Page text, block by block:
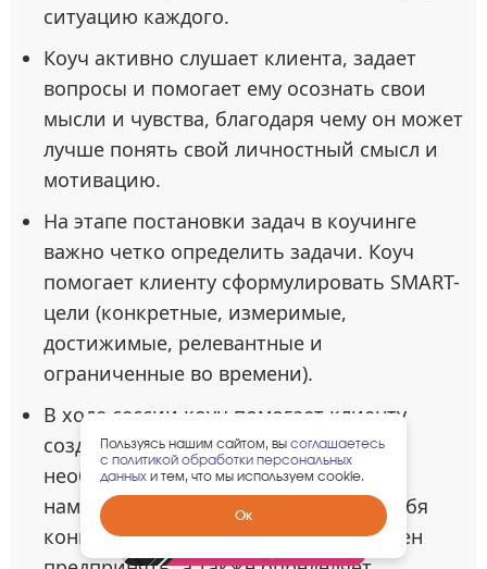
ситуацию каждого.
Коуч активно слушает клиента, задает
вопросы и помогает ему осознать свои
мысли и чувства, благодаря чему он может
лучше понять свой личностный смысл и
мотивацию.
На этапе постановки задач в коучинге
важно четко определить задачи. Коуч
помогает клиенту сформулировать SMART-
цели (конкретные, измеримые,
достижимые, релевантные и
ограниченные во времени).
В ходе сессии коуч помогает клиенту
создать детальный план действий,
необходимый для достижения
намеченных целей. Он включает в себя
конкретные шаги, которые тот должен
Забрать
гарантированный
Пользуясь нашим сайтом, вы соглашаетесь
с политикой обработки персональных
данных и тем, что мы используем cookie.
Ок